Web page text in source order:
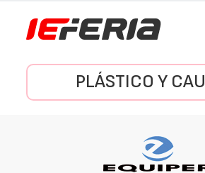
PLÁSTICO Y